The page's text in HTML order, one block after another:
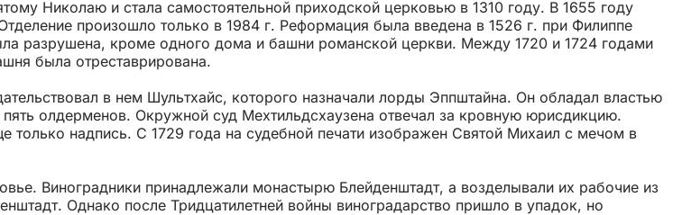
Николаю и стала самостоятельной приходской церковью в 1310 году. В 1655 году
произошло только в 1984 г. Реформация была введена в 1526 г. при Филиппе
разрушена, кроме одного дома и башни романской церкви. Между 1720 и 1724 годами
была отреставрирована.
в нем Шультхайс, которого назначали лорды Эппштайна. Он обладал властью
олдерменов. Окружной суд Мехтильдсхаузена отвечал за кровную юрисдикцию.
только надпись. С 1729 года на судебной печати изображен Святой Михаил с мечом в
Виноградники принадлежали монастырю Блейденштадт, а возделывали их рабочие из
Однако после Тридцатилетней войны виноградарство пришло в упадок, но